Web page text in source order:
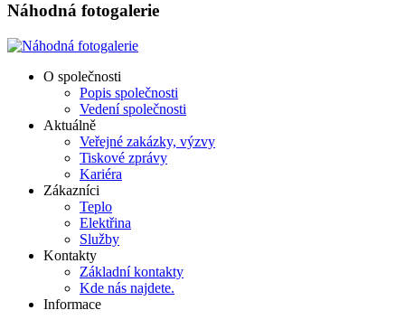
Náhodná fotogalerie
O společnosti
Popis společnosti
Vedení společnosti
Aktuálně
Veřejné zakázky, výzvy
Tiskové zprávy
Kariéra
Zákazníci
Teplo
Elektřina
Služby
Kontakty
Základní kontakty
Kde nás najdete.
Informace